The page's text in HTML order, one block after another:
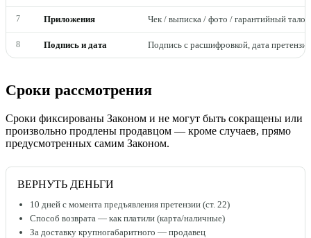
7 Приложения Чек / выписка / фото / гарантийный
8 Подпись и дата Подпись с расшифровкой, дата
Сроки рассмотрения
Сроки фиксированы Законом и не могут быть сокращены или
произвольно продлены продавцом — кроме случаев, прямо
предусмотренных самим Законом.
ВЕРНУТЬ ДЕНЬГИ
10 дней с момента предъявления претензии (ст. 22)
Способ возврата — как платили (карта/наличные)
За доставку крупногабаритного — продавец